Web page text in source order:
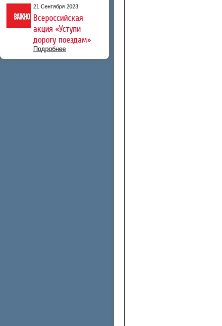
21 Сентября 2023
Всероссийская
акция «Уступи
дорогу поездам»
Подробнее